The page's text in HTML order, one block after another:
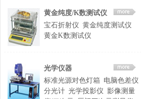
黄金纯度/K数测试仪
宝石折射仪 黄金纯度测试仪
黄金K数测试仪
光学仪器
标准光源对色灯箱 电脑色差仪
分光计 光学投影仪 影像测量